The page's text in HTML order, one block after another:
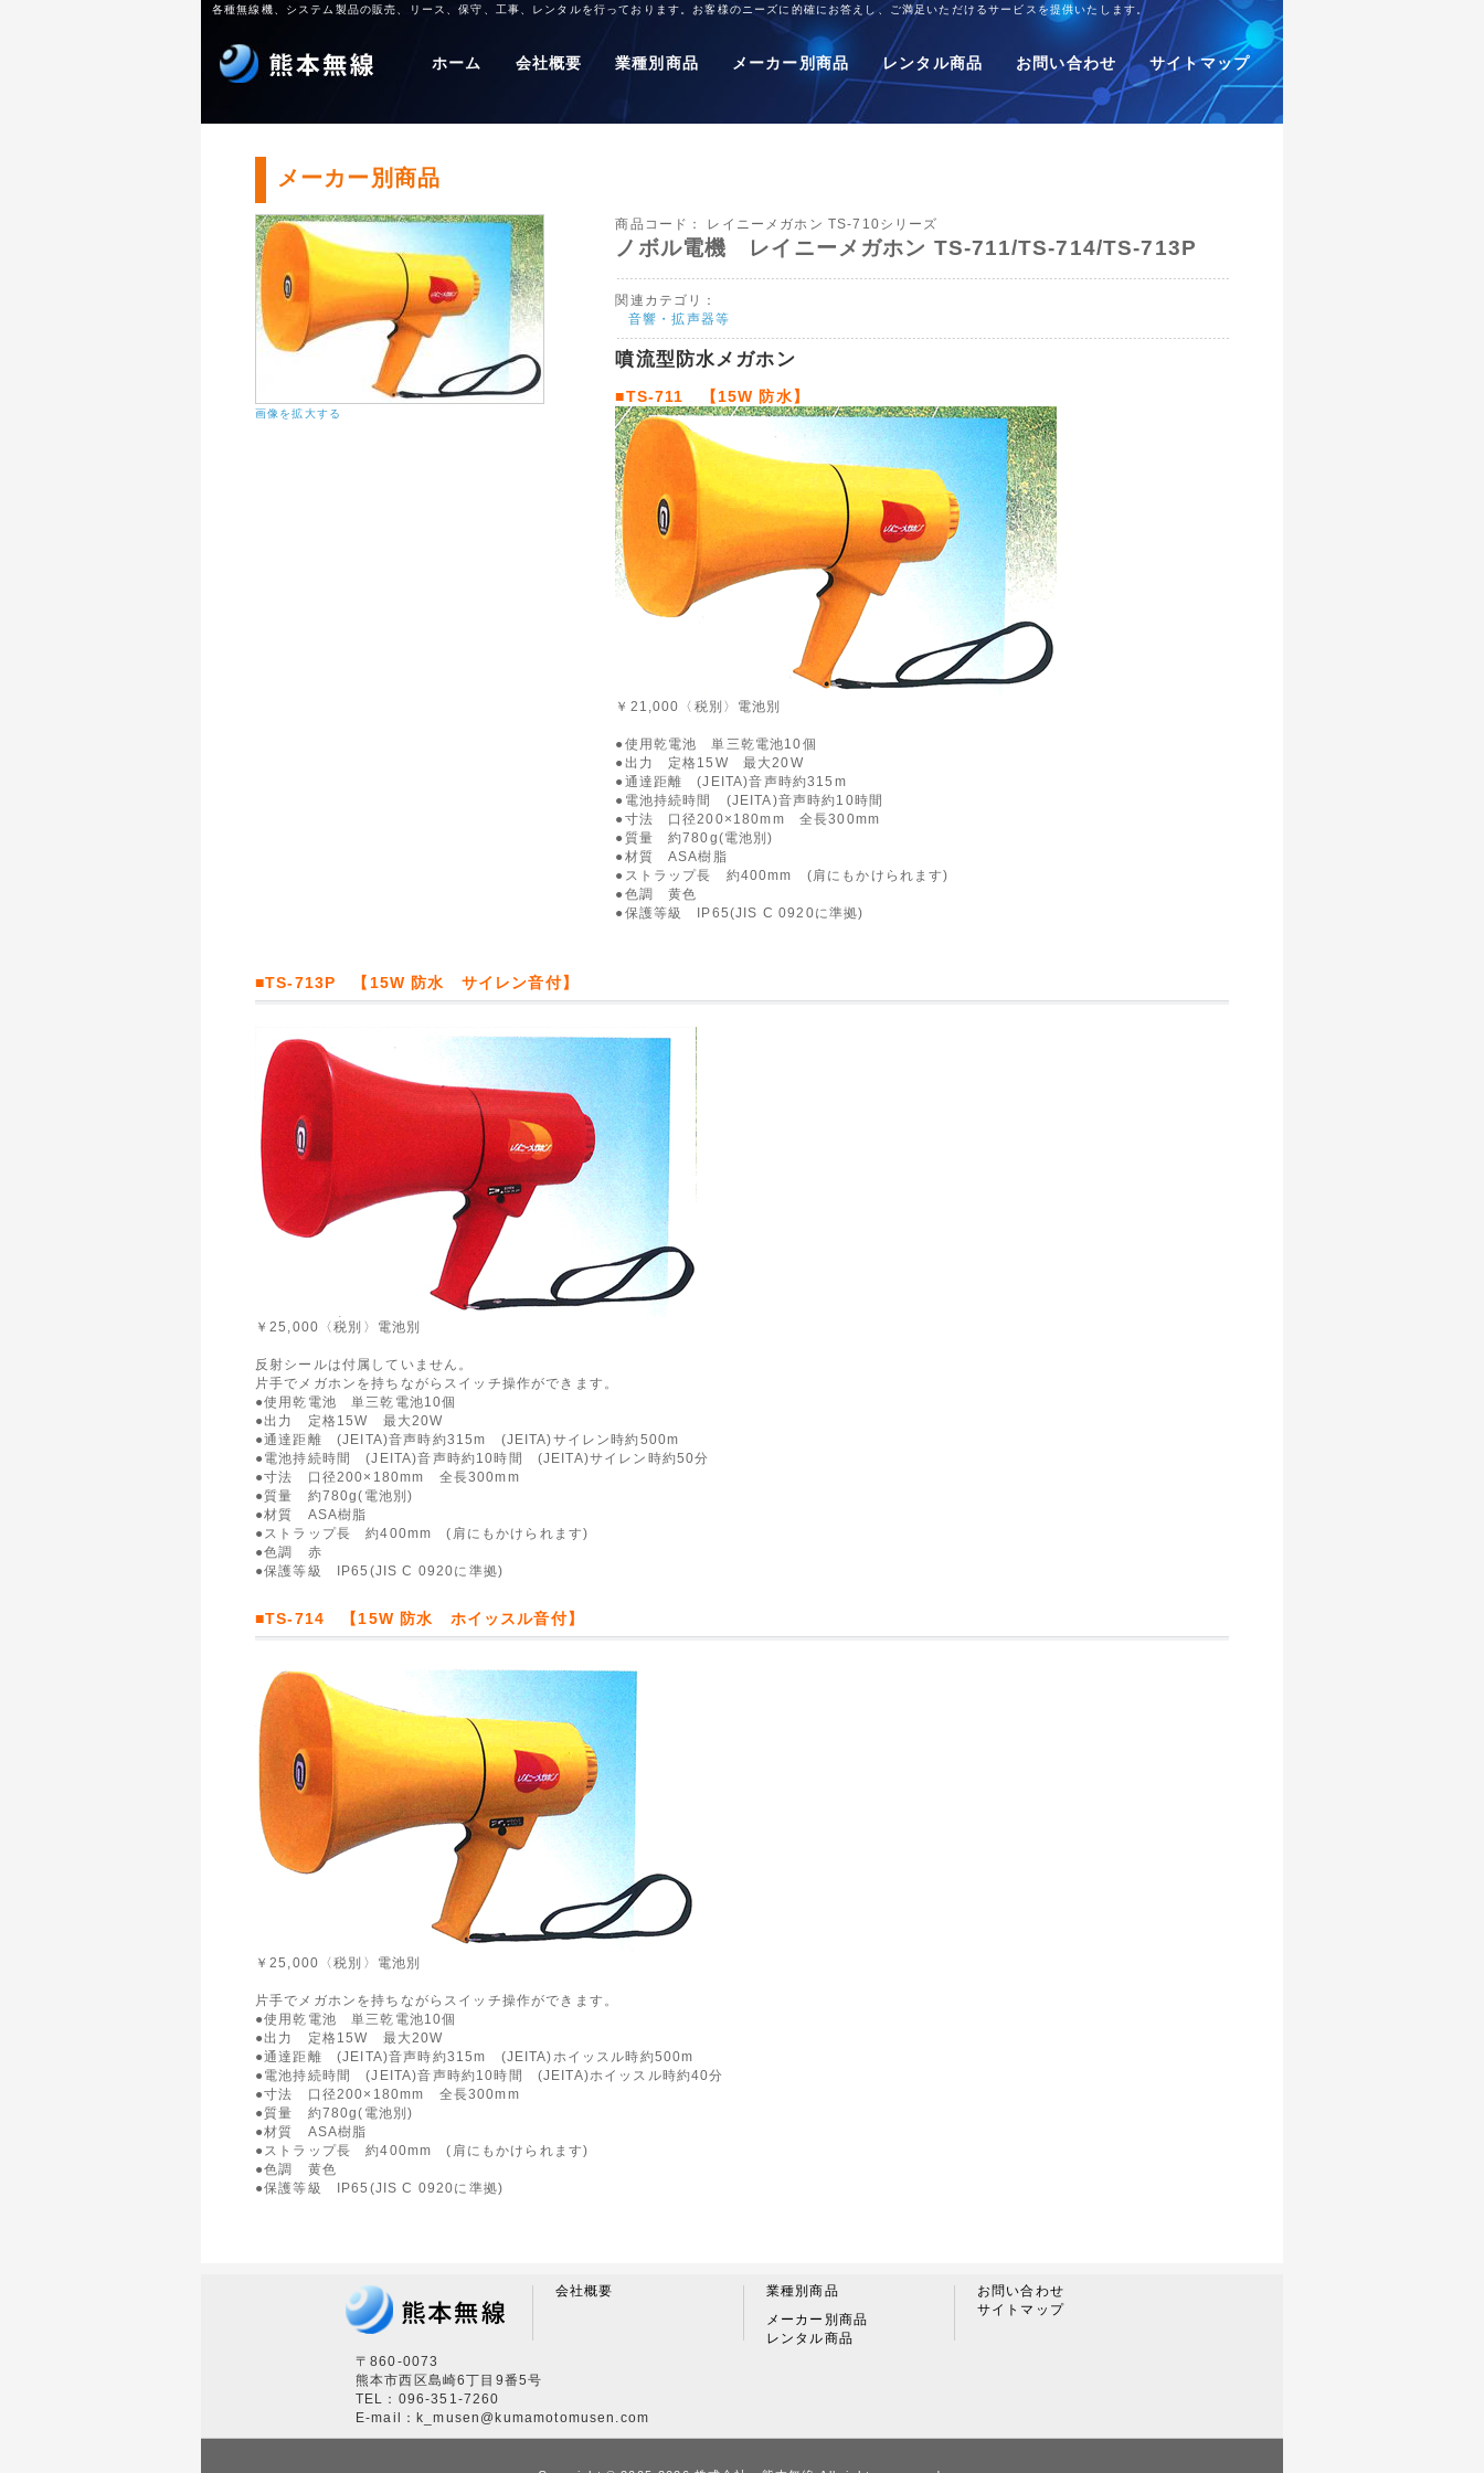
各種無線機、システム製品の販売、リース、保守、工事、レンタルを行っております。お客様のニーズに的確にお答えし、ご満足いただけるサービスを提供いたします。
ホーム 会社概要 業種別商品 メーカー別商品 レンタル商品 お問い合わせ サイトマップ
メーカー別商品
画像を拡大する
商品コード： レイニーメガホン TS-710シリーズ
ノボル電機 レイニーメガホン TS-711/TS-714/TS-713P
関連カテゴリ：
音響・拡声器等
噴流型防水メガホン
■TS-711 【15W 防水】
￥21,000〈税別〉電池別
●使用乾電池 単三乾電池10個
●出力 定格15W 最大20W
●通達距離 (JEITA)音声時約315m
●電池持続時間 (JEITA)音声時約10時間
●寸法 口径200×180mm 全長300mm
●質量 約780g(電池別)
●材質 ASA樹脂
●ストラップ長 約400mm (肩にもかけられます)
●色調 黄色
●保護等級 IP65(JIS C 0920に準拠)
■TS-713P 【15W 防水 サイレン音付】
￥25,000〈税別〉電池別
反射シールは付属していません。
片手でメガホンを持ちながらスイッチ操作ができます。
●使用乾電池 単三乾電池10個
●出力 定格15W 最大20W
●通達距離 (JEITA)音声時約315m (JEITA)サイレン時約500m
●電池持続時間 (JEITA)音声時約10時間 (JEITA)サイレン時約50分
●寸法 口径200×180mm 全長300mm
●質量 約780g(電池別)
●材質 ASA樹脂
●ストラップ長 約400mm (肩にもかけられます)
●色調 赤
●保護等級 IP65(JIS C 0920に準拠)
■TS-714 【15W 防水 ホイッスル音付】
￥25,000〈税別〉電池別
片手でメガホンを持ちながらスイッチ操作ができます。
●使用乾電池 単三乾電池10個
●出力 定格15W 最大20W
●通達距離 (JEITA)音声時約315m (JEITA)ホイッスル時約500m
●電池持続時間 (JEITA)音声時約10時間 (JEITA)ホイッスル時約40分
●寸法 口径200×180mm 全長300mm
●質量 約780g(電池別)
●材質 ASA樹脂
●ストラップ長 約400mm (肩にもかけられます)
●色調 黄色
●保護等級 IP65(JIS C 0920に準拠)
会社概要
業種別商品
メーカー別商品
レンタル商品
お問い合わせ
サイトマップ
〒860-0073
熊本市西区島崎6丁目9番5号
TEL：096-351-7260
E-mail：k_musen@kumamotomusen.com